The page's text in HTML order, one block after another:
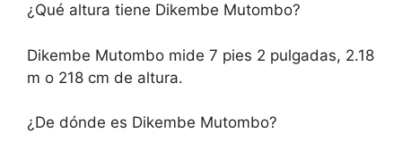
¿Qué altura tiene Dikembe Mutombo?
Dikembe Mutombo mide 7 pies 2 pulgadas, 2.18
m o 218 cm de altura.
¿De dónde es Dikembe Mutombo?